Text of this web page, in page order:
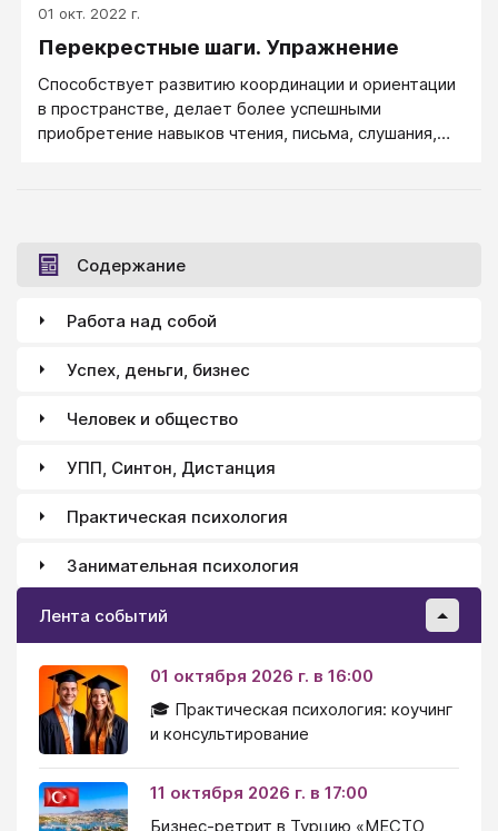
01 окт. 2022 г.
Перекрестные шаги. Упражнение
Способствует развитию координации и ориентации
в пространстве, делает более успешными
приобретение навыков чтения, письма, слушания,
Содержание
Работа над собой
Успех, деньги, бизнес
Человек и общество
УПП, Синтон, Дистанция
Практическая психология
Занимательная психология
Лента событий
01 октября 2026 г. в 16:00
🎓 Практическая психология: коучинг
и консультирование
11 октября 2026 г. в 17:00
Бизнес-ретрит в Турцию «МЕСТО